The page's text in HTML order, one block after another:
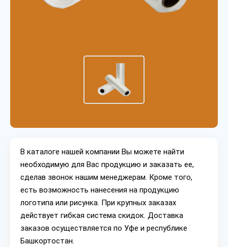
В каталоге нашей компании Вы можете найти
необходимую для Вас продукцию и заказать ее,
сделав звонок нашим менеджерам. Кроме того,
есть возможность нанесения на продукцию
логотипа или рисунка. При крупных заказах
действует гибкая система скидок. Доставка
заказов осуществляется по Уфе и республике
Башкортостан.